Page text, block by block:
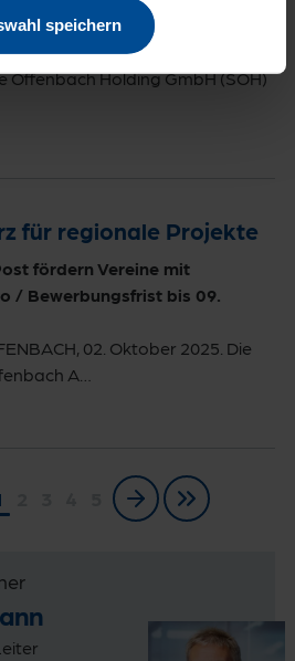
speichern
8. Oktober 2025
Offenbach AG
Offenbach Holding GmbH (SOH)
für regionale Projekte
fördern Vereine mit
/ Bewerbungsfrist bis 09.
02. Oktober 2025. Die
A…